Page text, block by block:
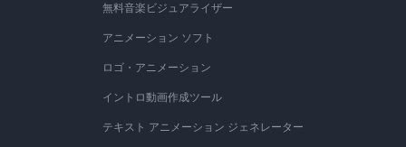
無料音楽ビジュアライザー
アニメーション ソフト
ロゴ・アニメーション
イントロ動画作成ツール
テキスト アニメーション ジェネレーター